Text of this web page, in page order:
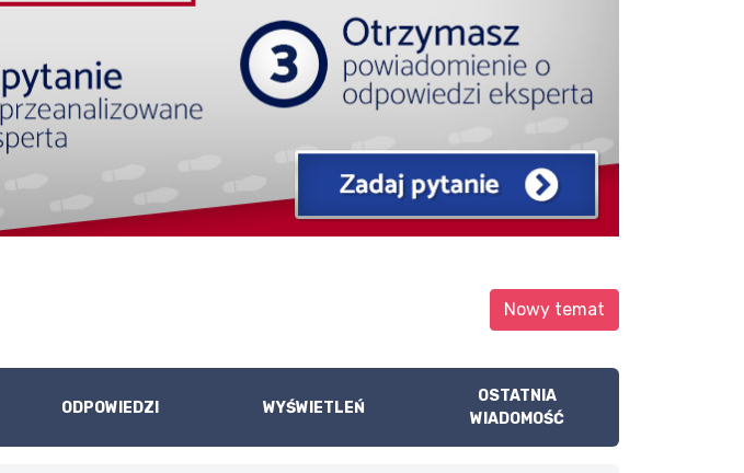
Nowy temat
ODPOWIEDZI WYŚWIETLEŃ
OSTATNIA
WIADOMOŚĆ